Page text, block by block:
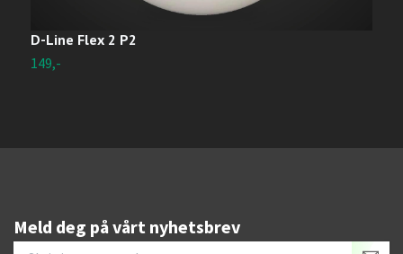
D-Line Flex 2 P2
149,-
Meld deg på vårt nyhetsbrev